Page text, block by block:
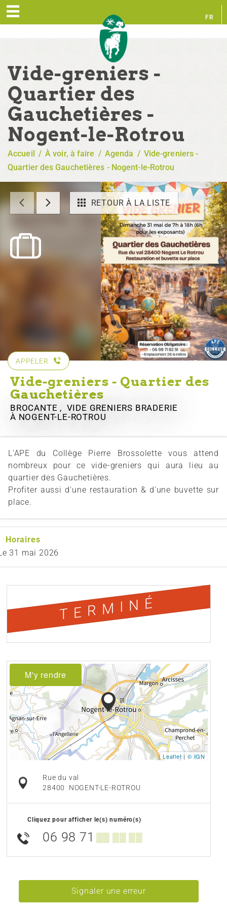
FR
Vide-greniers -
Quartier des
Gauchetières -
Nogent-le-Rotrou
Accueil / À voir, à faire / Agenda / Vide-greniers -
Quartier des Gauchetières - Nogent-le-Rotrou
RETOUR À LA LISTE
APPELER
Vide-greniers - Quartier des
Gauchetières
BROCANTE , VIDE GRENIERS BRADERIE
À NOGENT-LE-ROTROU
L'APE du Collège Pierre Brossolette vous attend
nombreux pour ce vide-greniers qui aura lieu au
quartier des Gauchetières.
Profiter aussi d'une restauration & d'une buvette sur
place.
Horaires
31 mai 2026
TERMINÉ
M'y rendre
Leaflet| © IGN
Rue du val
28400
NOGENT-LE-ROTROU
Cliquez pour afficher le(s) numéro(s)
06 98 71 ▒▒ ▒▒ ▒▒
Signaler une erreur